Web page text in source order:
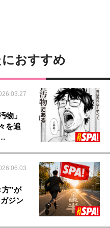
おすすめ
物」
を追
方”が
ジン